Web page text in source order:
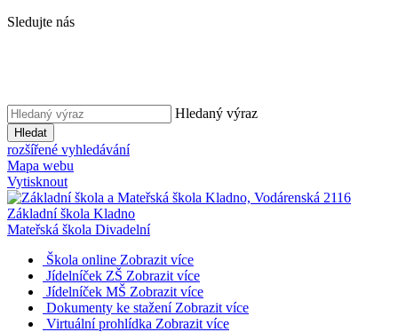
Sledujte nás
Hledaný výraz
Hledat
rozšířené vyhledávání
Mapa webu
Vytisknout
Základní škola Kladno
Mateřská škola Divadelní
Škola online Zobrazit více
Jídelníček ZŠ Zobrazit více
Jídelníček MŠ Zobrazit více
Dokumenty ke stažení Zobrazit více
Virtuální prohlídka Zobrazit více